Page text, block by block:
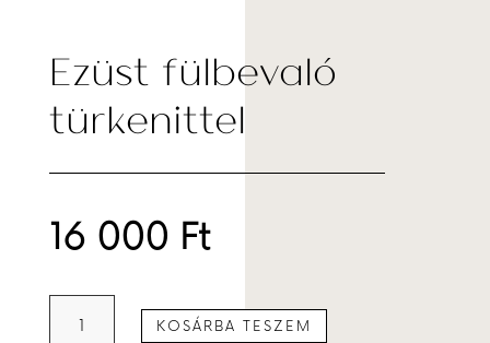
Ezüst fülbevaló
türkenittel
16 000 Ft
fülbevaló
KOSÁRBA TESZEM